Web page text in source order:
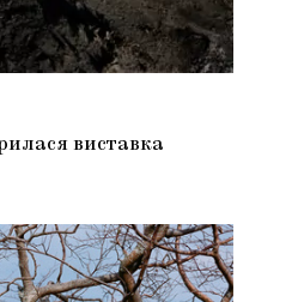
виставка